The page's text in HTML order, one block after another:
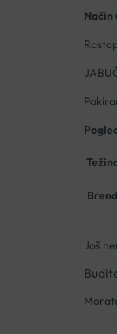
Način
Brend
Još